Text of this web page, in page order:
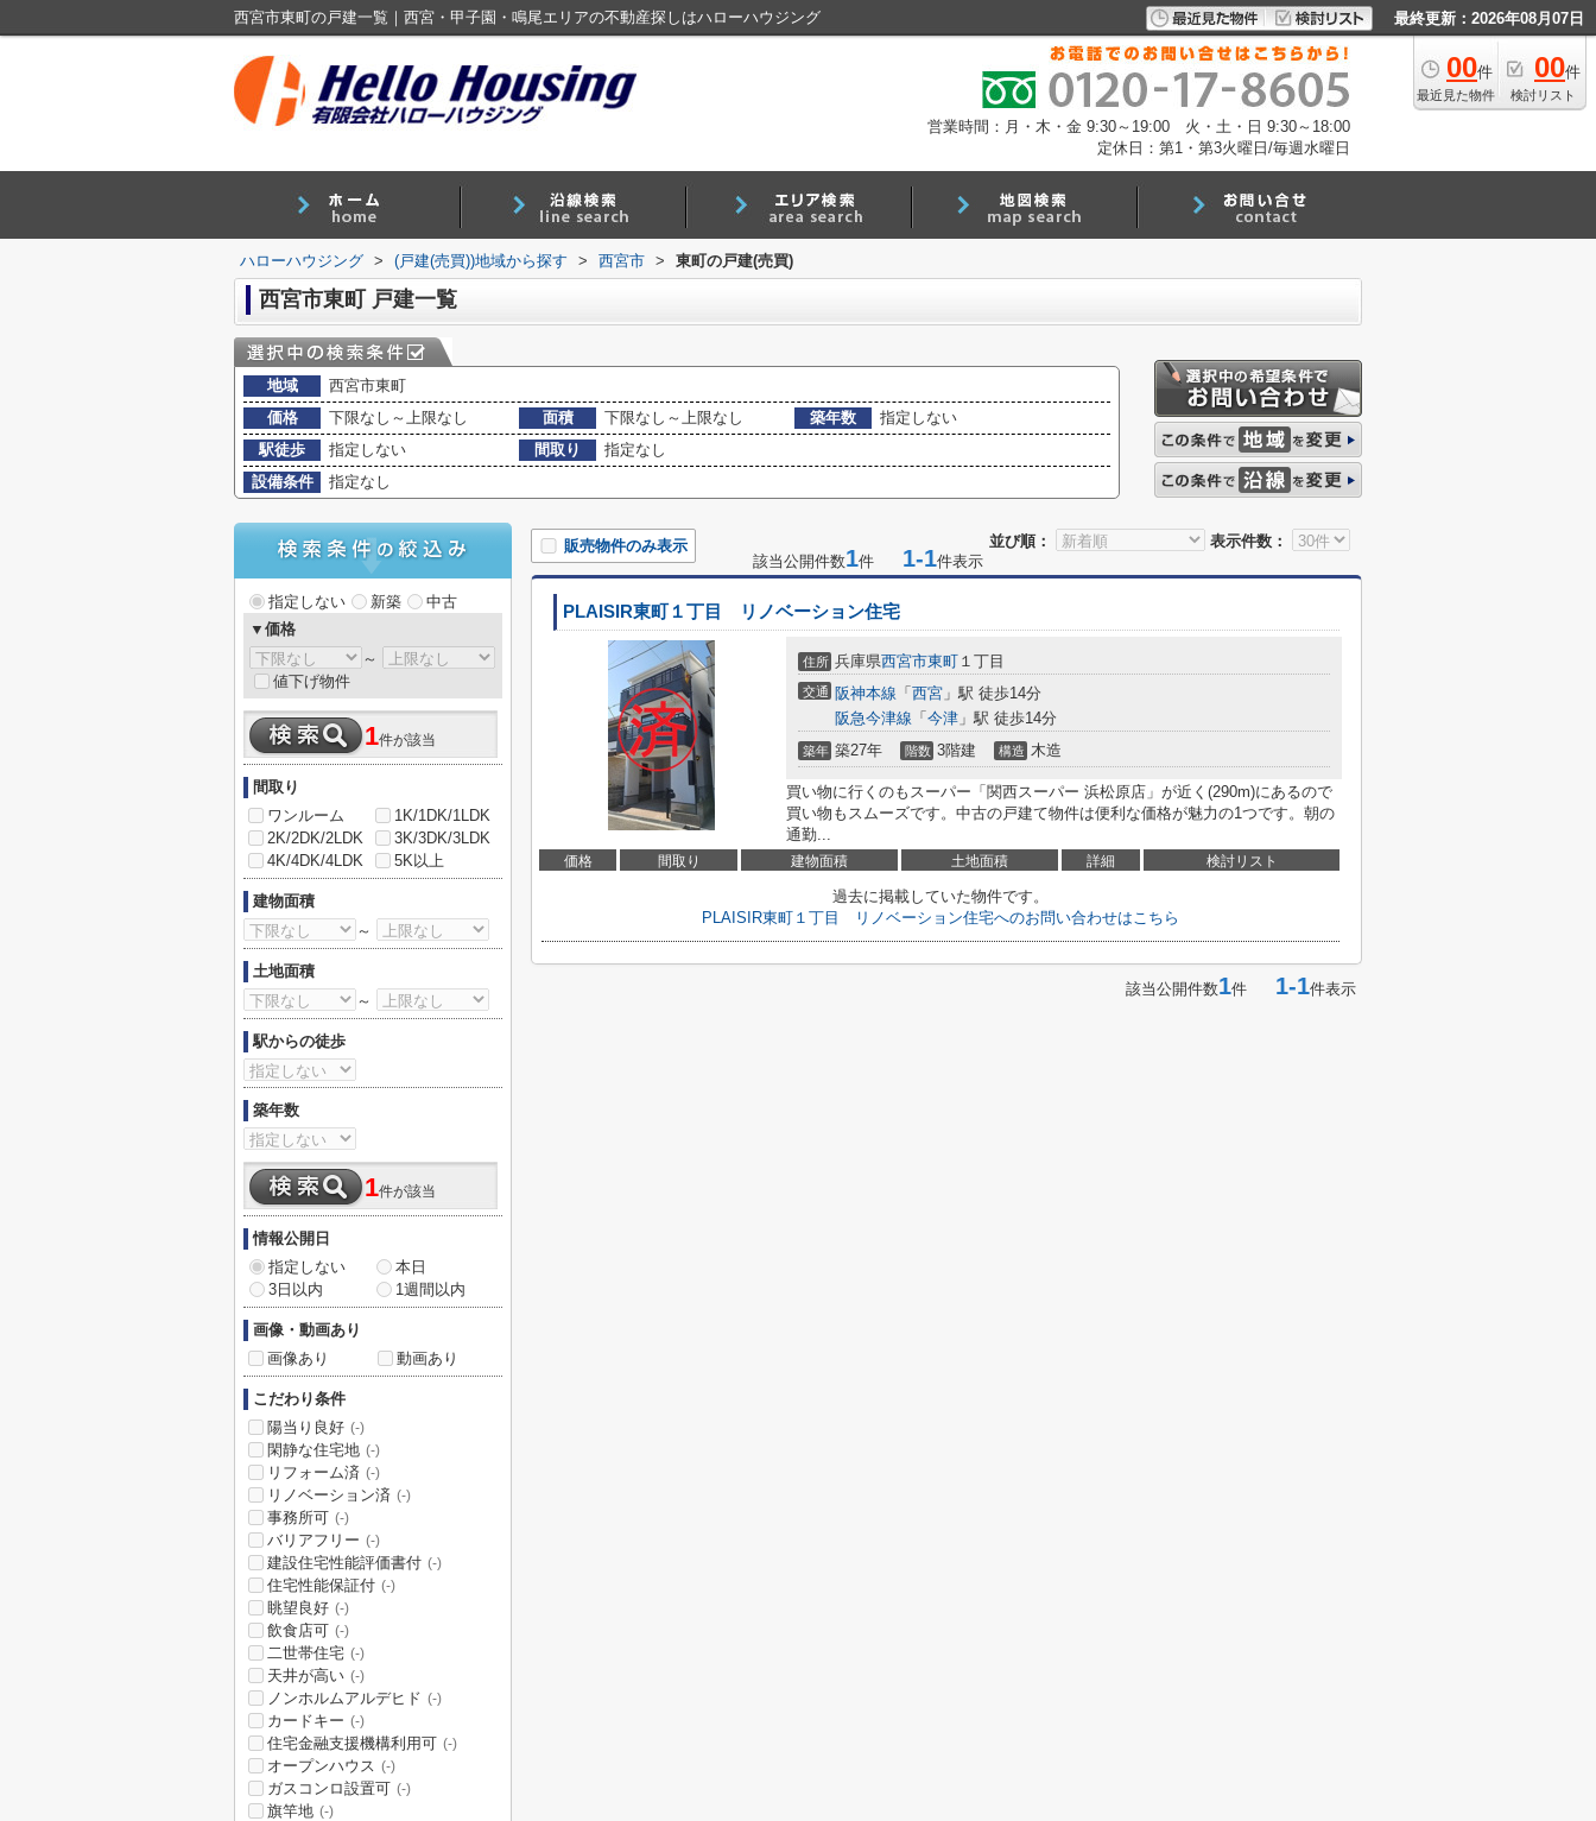
西宮市東町の戸建一覧｜西宮・甲子園・鳴尾エリアの不動産探しはハローハウジング 最終更新：2026年08月07日
00件
最近見た物件
00件
検討リスト
営業時間：月・木・金 9:30～19:00 火・土・日 9:30～18:00
定休日：第1・第3火曜日/毎週水曜日
ハローハウジング > (戸建(売買))地域から探す > 西宮市 > 東町の戸建(売買)
西宮市東町 戸建一覧
地域
西宮市東町
価格
下限なし～上限なし 面積 下限なし～上限なし 築年数
指定しない
駅徒歩
指定しない 間取り
指定なし
設備条件
指定なし
並び順： 表示件数：
販売物件のみ表示
該当公開件数1件 1-1件表示
PLAISIR東町１丁目 リノベーション住宅
住所 兵庫県西宮市東町 １丁目
交通 阪神本線 「 西宮 」駅 徒歩14分
阪急今津線 「 今津 」駅 徒歩14分
築年 築27年 階数 3階建 構造 木造
買い物に行くのもスーパー「関西スーパー 浜松原店」が近く(290m)にあるので
買い物もスムーズです。中古の戸建て物件は便利な価格が魅力の1つです。朝の
通勤...
価格 間取り 建物面積 土地面積 詳細 検討リスト
過去に掲載していた物件です。
PLAISIR東町１丁目 リノベーション住宅へのお問い合わせはこちら
該当公開件数1件 1-1件表示
指定しない 新築
中古
▼価格
～
値下げ物件
1件が該当
間取り
ワンルーム
1K/1DK/1LDK
2K/2DK/2LDK
3K/3DK/3LDK
4K/4DK/4LDK
5K以上
建物面積
～
土地面積
～
駅からの徒歩
築年数
1件が該当
情報公開日
指定しない
本日
3日以内
1週間以内
画像・動画あり
画像あり
動画あり
こだわり条件
陽当り良好 (-)
閑静な住宅地 (-)
リフォーム済 (-)
リノベーション済 (-)
事務所可 (-)
バリアフリー (-)
建設住宅性能評価書付 (-)
住宅性能保証付 (-)
眺望良好 (-)
飲食店可 (-)
二世帯住宅 (-)
天井が高い (-)
ノンホルムアルデヒド (-)
カードキー (-)
住宅金融支援機構利用可 (-)
オープンハウス (-)
ガスコンロ設置可 (-)
旗竿地 (-)